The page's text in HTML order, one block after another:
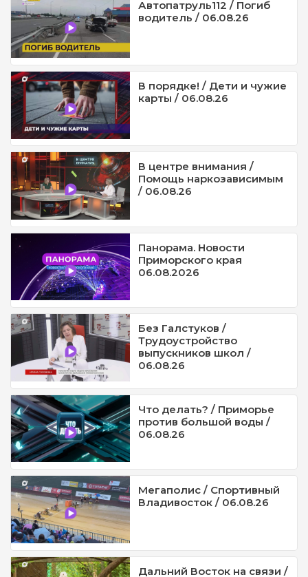
Автопатруль112 / Погиб
водитель / 06.08.26
В порядке! / Дети и чужие
карты / 06.08.26
В центре внимания /
Помощь наркозависимым
/ 06.08.26
Панорама. Новости
Приморского края
06.08.2026
Без Галстуков /
Трудоустройство
выпускников школ /
06.08.26
Что делать? / Приморье
против большой воды /
06.08.26
Мегаполис / Спортивный
Владивосток / 06.08.26
Дальний Восток на связи /